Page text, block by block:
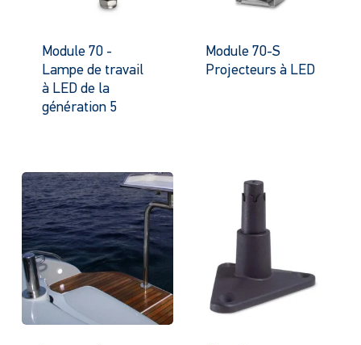
Module 70 -
Lampe de travail
à LED de la
génération 5
Module 70-S
Projecteurs à LED